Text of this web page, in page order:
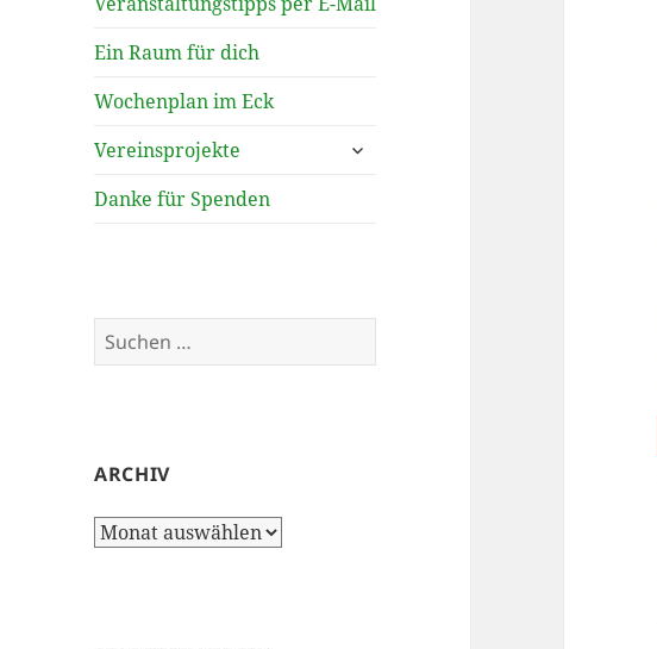
Ein Raum für dich
Wochenplan im Eck
Vereinsprojekte
untermenü
Danke für Spenden
Suchen
nach:
ARCHIV
Archiv